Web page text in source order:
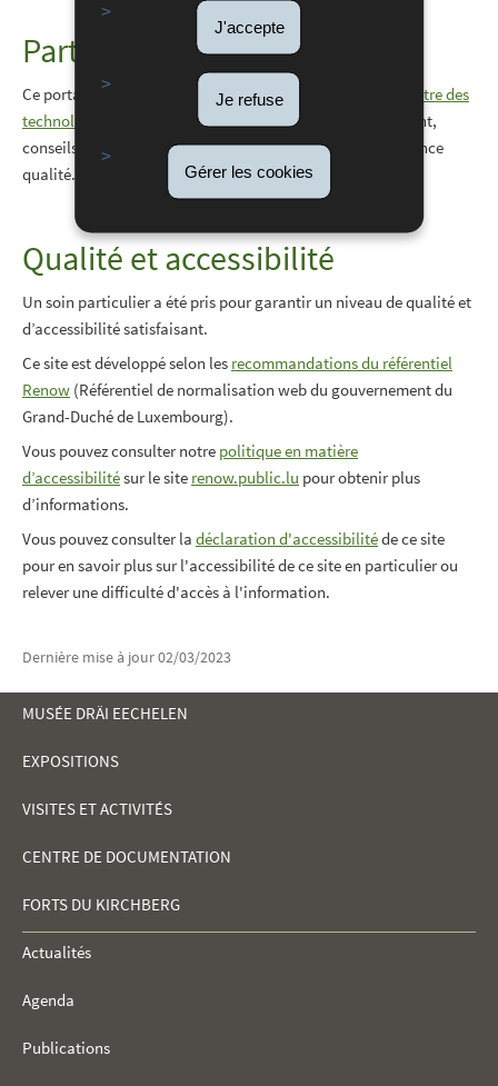
J'accepte
Je refuse
Gérer les cookies
Partenaires
Ce portail a été réalisé en étroite collaboration avec le
Centre des
technologies de l'information de l'État (CTIE)
: hébergement,
conseils, assistance, graphisme, développement et assurance
qualité.
Qualité et accessibilité
Un soin particulier a été pris pour garantir un niveau de qualité et
d’accessibilité satisfaisant.
Ce site est développé selon les recommandations du référentiel
Renow (Référentiel de normalisation web du gouvernement du
Grand-Duché de Luxembourg).
Vous pouvez consulter notre politique en matière
d’accessibilitésur le site renow.public.lu pour obtenir plus
d’informations.
Vous pouvez consulter la déclaration d'accessibilitéde ce site
pour en savoir plus sur l'accessibilité de ce site en particulier ou
relever une difficulté d'accès à l'information.
Dernière mise à jour02/03/2023
MENU
DE
NAVIGATION
MUSÉE DRÄI EECHELEN
EXPOSITIONS
VISITES ET ACTIVITÉS
CENTRE DE DOCUMENTATION
FORTS DU KIRCHBERG
Actualités
Agenda
Publications